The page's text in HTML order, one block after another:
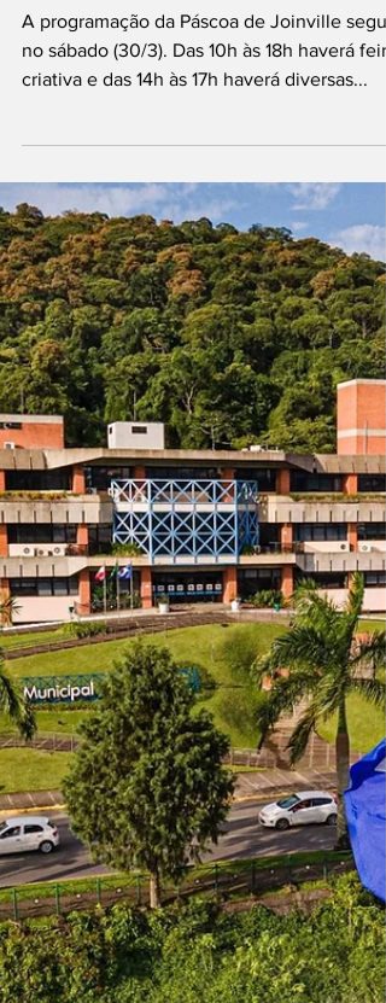
Sábado é dia de
conferir as atrações
da Páscoa de
Joinville
A programação da Páscoa de Joinville
no sábado (30/3). Das 10h às 18h haverá feira
criativa e das 14h às 17h haverá diversas...